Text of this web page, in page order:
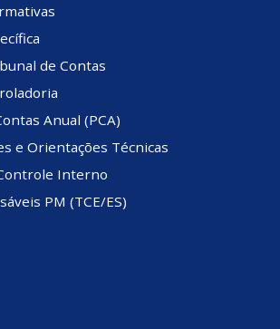
de Contas
Anual (PCA)
e Orientações Técnicas
Interno
PM (TCE/ES)